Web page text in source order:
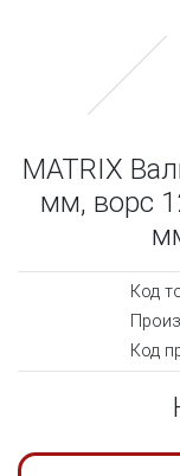
MATRIX
мм, ворс
Код
Код